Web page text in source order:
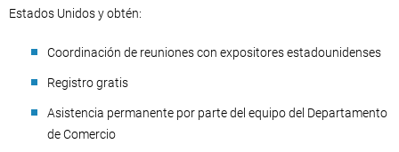
Estados Unidos y obtén:
Coordinación de reuniones con expositores estadounidenses
Registro gratis
Asistencia permanente por parte del equipo del Departamento
de Comercio